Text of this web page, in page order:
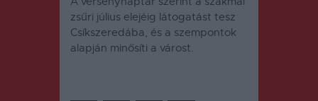
zsűri július elejéig látogatást tesz
Csíkszeredába, és a szempontok
alapján minősíti a várost.